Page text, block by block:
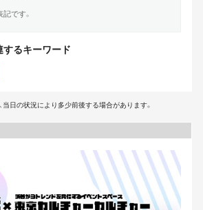
です。
するキーワード
日の状況により多少前後する場合があります。